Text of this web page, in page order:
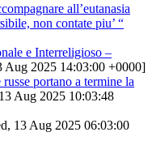
all’eutanasia
non contate piu’ “
e Interreligioso –
Aug 2025 14:03:00 +0000]
portano a termine la
Aug 2025 10:03:48
13 Aug 2025 06:03:00